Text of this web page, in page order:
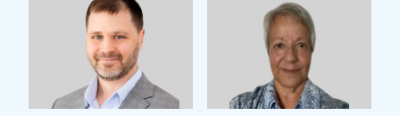
Défendre l’application complète et rigoureuse
des réformes prévues par le projet de loi n
sans compromis.
Exiger des inspections obligatoires et un
encadrement accru de la qualité de la